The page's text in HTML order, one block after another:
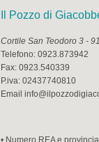
Il Pozzo di
Cortile San Teodoro 3 -
Telefono: 0923.873942
Fax: 0923.540339
P.iva: 02437740810
Email